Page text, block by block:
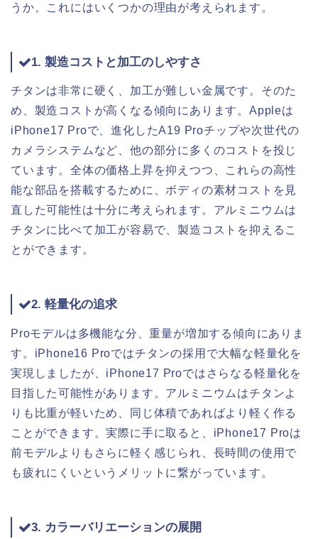
うか。これにはいくつかの理由が考えられます。
1. 製造コストと加工のしやすさ
チタンは非常に硬く、加工が難しい金属です。そのた
め、製造コストが高くなる傾向にあります。Appleは
iPhone17 Proで、進化したA19 Proチップや次世代の
カメラシステムなど、他の部分に多くのコストを投じ
ています。全体の価格上昇を抑えつつ、これらの高性
能な部品を搭載するために、ボディの素材コストを見
直した可能性は十分に考えられます。アルミニウムは
チタンに比べて加工が容易で、製造コストを抑えるこ
とができます。
2. 軽量化の追求
Proモデルは多機能な分、重量が増加する傾向にありま
す。iPhone16 Proではチタンの採用で大幅な軽量化を
実現しましたが、iPhone17 Proではさらなる軽量化を
目指した可能性があります。アルミニウムはチタンよ
りも比重が軽いため、同じ体積であればより軽く作る
ことができます。実際に手に取ると、iPhone17 Proは
前モデルよりもさらに軽く感じられ、長時間の使用で
も疲れにくいというメリットに繋がっています。
3. カラーバリエーションの展開